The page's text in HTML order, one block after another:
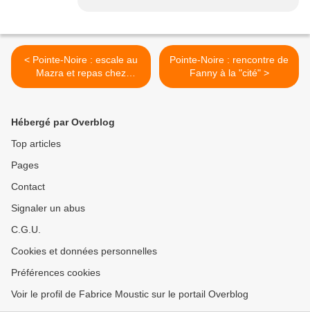
< Pointe-Noire : escale au
Mazra et repas chez
Manu...
Pointe-Noire : rencontre de
Fanny à la "cité" >
Hébergé par Overblog
Top articles
Pages
Contact
Signaler un abus
C.G.U.
Cookies et données personnelles
Préférences cookies
Voir le profil de Fabrice Moustic sur le portail Overblog